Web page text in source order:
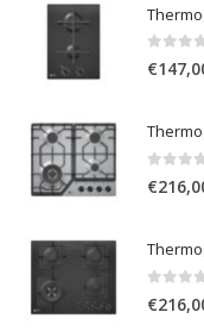
0out of
€
0out of
€
0out of
€